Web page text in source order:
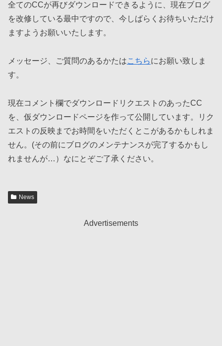
全てのCCが再びダウンロードできるように、現在ブログ
を改修している最中ですので、今しばらくお待ちいただけ
ますようお願いいたします。
メッセージ、ご質問のあるかたはこちらにお願い致しま
す。
現在コメント欄でダウンロードリクエストのあったCC
を、仮ダウンロードページを作って公開しています。リク
エストの反映までお時間をいただくとこがあるかもしれま
せん。(その前にブログのメンテナンスが完了するかもし
れませんが…）なにとぞご了承ください。
News
Advertisements